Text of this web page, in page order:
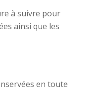
à suivre pour
ainsi que les
en toute